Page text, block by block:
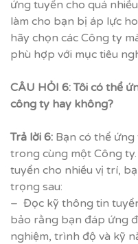
ứng tuyển cho quá
làm cho bạn bị áp lực
hãy chọn các Công ty
phù hợp với mục tiêu
CÂU HỎI 6: Tôi có thể
công ty hay không?
Trả lời 6: Bạn có thể
trong cùng một Công
tuyển cho nhiều vị trí,
trọng sau:
– Đọc kỹ thông tin
bảo rằng bạn đáp ứng
nghiệm, trình độ và kỹ